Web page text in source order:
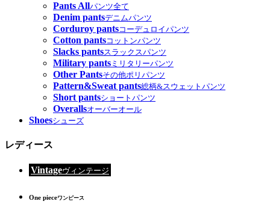
Pants Allパンツ全て
Denim pantsデニムパンツ
Corduroy pantsコーデュロイパンツ
Cotton pantsコットンパンツ
Slacks pantsスラックスパンツ
Military pants ミリタリーパンツ
Other Pantsその他ポリパンツ
Pattern&Sweat pants総柄&スウェットパンツ
Short pantsショートパンツ
Overallsオーバーオール
Shoesシューズ
レディース
Vintageヴィンテージ
One pieceワンピース